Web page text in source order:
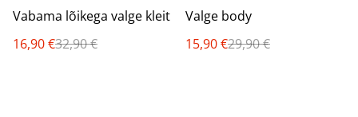
%
Vabama lõikega valge kleit
16,90 €32,90 €
%
Valge body
15,90 €29,90 €